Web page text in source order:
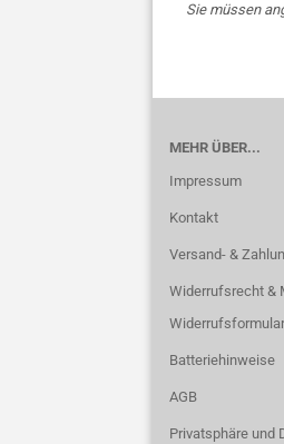
Sie müssen
MEHR ÜBER...
Impressum
Kontakt
Versand- &
Widerrufsrecht &
Widerrufsformular
Batteriehinweise
AGB
Privatsphäre und